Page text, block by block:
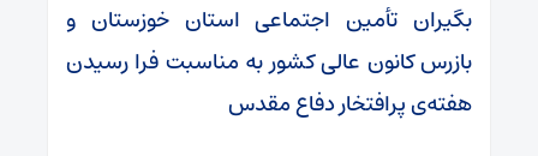
بگیران تأمین اجتماعی استان خوزستان و
بازرس کانون عالی کشور به مناسبت فرا رسیدن
هفته‌ی پرافتخار دفاع مقدس